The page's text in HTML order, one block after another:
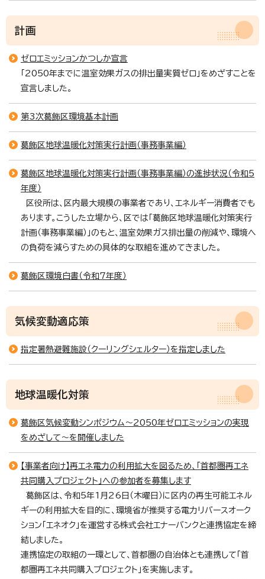
計画
ゼロエミッションかつしか宣言
「2050年までに温室効果ガスの排出量実質ゼロ」をめざすことを
宣言しました。
第3次葛飾区環境基本計画
葛飾区地球温暖化対策実行計画（事務事業編）
葛飾区地球温暖化対策実行計画（事務事業編）の進捗状況（令和5
年度）
区役所は、区内最大規模の事業者であり、エネルギー消費者でも
あります。こうした立場から、区では「葛飾区地球温暖化対策実行
計画（事務事業編）」のもと、温室効果ガス排出量の削減や、環境へ
の負荷を減らすための具体的な取組を進めてきました。
葛飾区環境白書（令和7年度）
気候変動適応策
指定暑熱避難施設（クーリングシェルター）を指定しました
地球温暖化対策
葛飾区気候変動シンポジウム～2050年ゼロエミッションの実現
をめざして～を開催しました
【事業者向け】再エネ電力の利用拡大を図るため、「首都圏再エネ
共同購入プロジェクト」への参加者を募集します
葛飾区は、令和5年1月26日（木曜日）に区内の再生可能エネル
ギーの利用拡大を目的に、環境省が推奨する電力リバースオーク
ション「エネオク」を運営する株式会社エナーバンクと連携協定を締
結しました。
連携協定の取組の一環として、首都圏の自治体とも連携して「首
都圏再エネ共同購入プロジェクト」を実施します。